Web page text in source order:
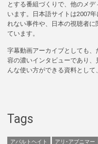
とする番組づくりで、他のメ
います。日本語サイトは2007
れない事件や、日本の視聴者
ています。
字幕動画アーカイブとしても
容の濃いインタビューであり
んな使い方ができる資料として
Tags
アパルトヘイト アリ･アブニマー